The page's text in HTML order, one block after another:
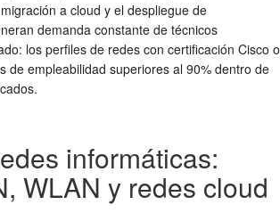
a cloud y el despliegue de
demanda constante de técnicos
los perfiles de redes con certificación Cisco o
de empleabilidad superiores al 90% dentro de
informáticas:
WLAN y redes cloud